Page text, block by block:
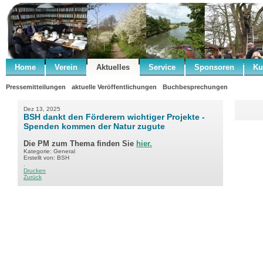
Home Verein Aktuelles Service Sponsoren
Pressemitteilungen aktuelle Veröffentlichungen Buchbesprechungen
Dez 13, 2025
BSH dankt den Förderern wichtiger Projekte -
Spenden kommen der Natur zugute
Die PM zum Thema finden Sie hier.
Kategorie: General
Erstellt von: BSH
Drucken
Zurück